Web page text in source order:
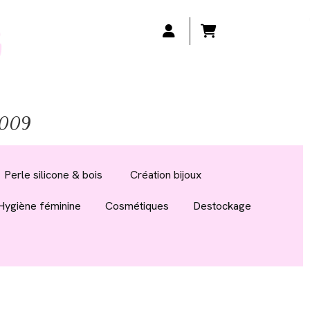
Perle silicone & bois Création bijoux
féminine Cosmétiques Destockage